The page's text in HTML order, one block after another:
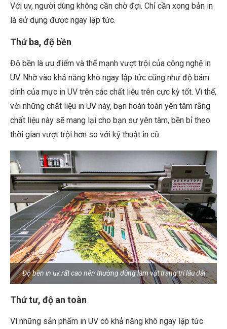
Với uv, người dùng không cần chờ đợi. Chỉ cần xong bản in
là sử dụng được ngay lập tức.
Thứ ba, độ bền
Độ bền là ưu điểm và thế mạnh vượt trội của công nghệ in
UV. Nhờ vào khả năng khô ngay lập tức cũng như độ bám
dính của mực in UV trên các chất liệu trên cực kỳ tốt. Vì thế,
với những chất liệu in UV này, bạn hoàn toàn yên tâm rằng
chất liệu này sẽ mang lại cho bạn sự yên tâm, bền bỉ theo
thời gian vượt trội hơn so với kỹ thuật in cũ.
Độ bền in uv rất cao nên thường dùng làm vật trang trí lâu dài
Thứ tư, độ an toàn
Vì những sản phẩm in UV có khả năng khô ngay lập tức